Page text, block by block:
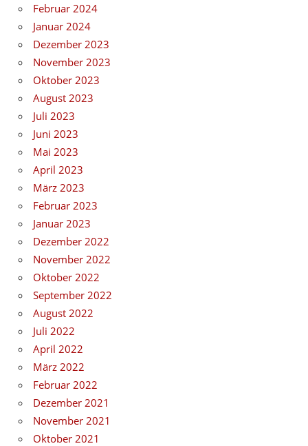
Februar 2024
Januar 2024
Dezember 2023
November 2023
Oktober 2023
August 2023
Juli 2023
Juni 2023
Mai 2023
April 2023
März 2023
Februar 2023
Januar 2023
Dezember 2022
November 2022
Oktober 2022
September 2022
August 2022
Juli 2022
April 2022
März 2022
Februar 2022
Dezember 2021
November 2021
Oktober 2021